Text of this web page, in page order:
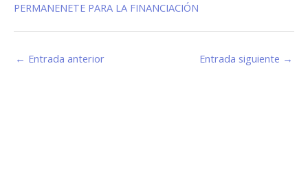
PERMANENETE PARA LA FINANCIACIÓN
← Entrada anterior Entrada siguiente →